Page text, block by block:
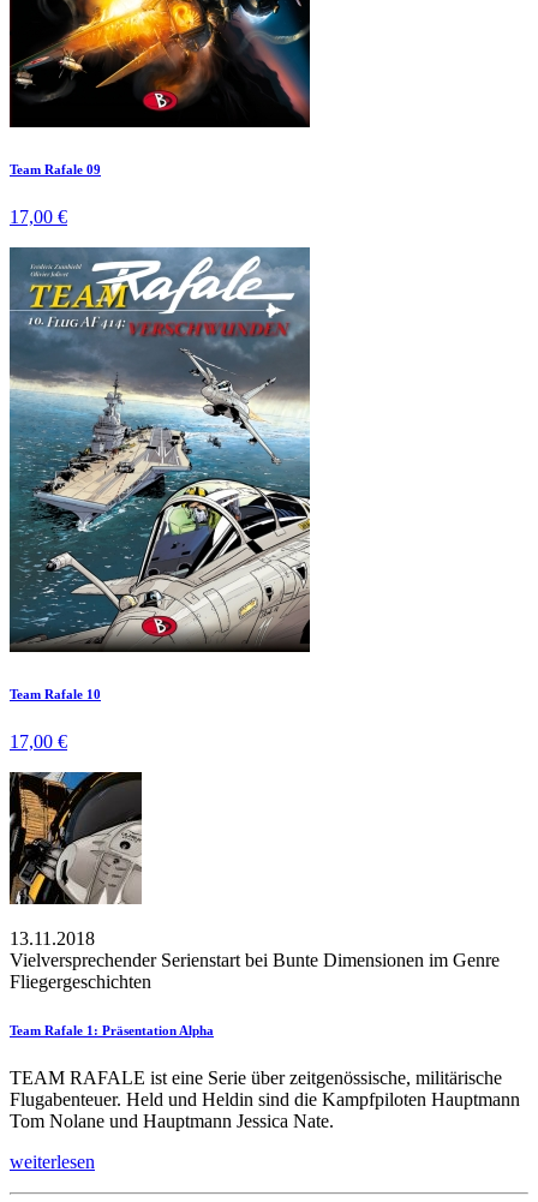
Team Rafale 09
17,00 €
Team Rafale 10
17,00 €
13.11.2018
Vielversprechender Serienstart bei Bunte Dimensionen im Genre
Fliegergeschichten
Team Rafale 1: Präsentation Alpha
TEAM RAFALE ist eine Serie über zeitgenössische, militärische
Flugabenteuer. Held und Heldin sind die Kampfpiloten Hauptmann
Tom Nolane und Hauptmann Jessica Nate.
weiterlesen